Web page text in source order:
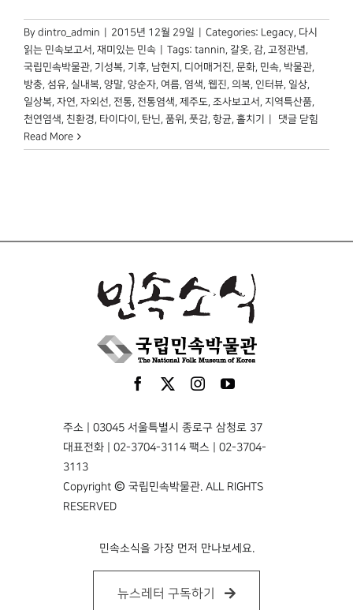
By dintro_admin 2015년 12월 29일 Categories: Legacy, 다시
읽는 민속보고서 , 재미있는 민속 Tags: tannin, 갈옷, 감, 고정관념,
국립민속박물관, 기성복, 기후, 남현지 , 디어매거진, 문화, 민속, 박물관,
방충, 섬유, 실내복, 양말, 양순자, 여름, 염색, 웹진, 의복, 인터뷰, 일상,
일상복, 자연, 자외선, 전통, 전통염색, 제주도, 조사보고서 , 지역특산품,
천연염색, 친환경, 타이다이 , 탄닌, 품위 , 풋감, 항균, 홀치기
자연의
자연스러운
댓글 닫힘
Read More
주소 | 03045 서울특별시 종로구 삼청로 37
대표전화 | 02-3704-3114 팩스 | 02-3704-
3113
Copyright © 국립민속박물관. ALL RIGHTS
RESERVED
민속소식을 가장 먼저 만나보세요.
뉴스레터 구독하기